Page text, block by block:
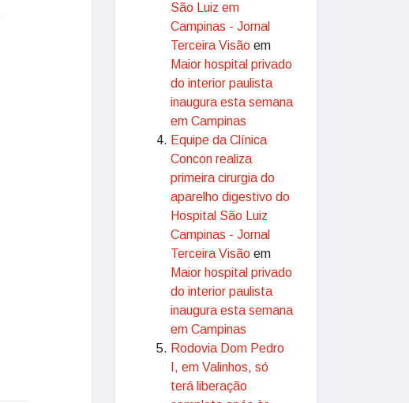
São Luiz em
Campinas - Jornal
Terceira Visão em
Maior hospital privado
do interior paulista
inaugura esta semana
em Campinas
Equipe da Clínica
Concon realiza
primeira cirurgia do
aparelho digestivo do
Hospital São Luiz
Campinas - Jornal
Terceira Visão em
Maior hospital privado
do interior paulista
inaugura esta semana
em Campinas
Rodovia Dom Pedro
I, em Valinhos, só
terá liberação